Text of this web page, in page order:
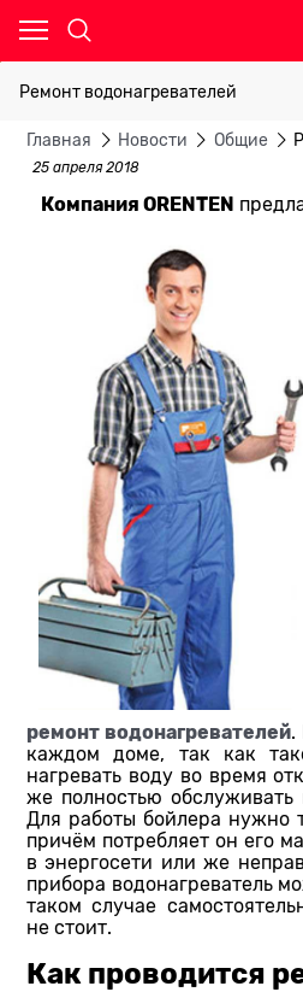
Ремонт водонагревателей
Главная Новости Общие
25 апреля 2018
Компания ORENTEN
ремонт водонагревателей.
каждом доме, так как
нагревать воду во время
же полностью
Для работы бойлера нужно
причём потребляет он его
в энергосети или же
прибора водонагреватель
таком случае
не стоит.
Как проводится